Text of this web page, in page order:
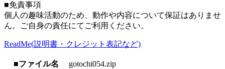
■免責事項
個人の趣味活動のため、動作や内容について保証はありませ
ん。ご自身の責任にてご利用ください。
ReadMe(説明書・クレジット表記など)
■ファイル名
gotochi054.zip